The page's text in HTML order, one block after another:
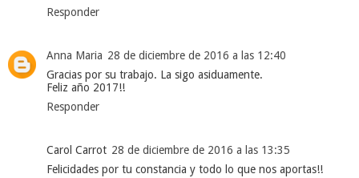
Responder
Anna Maria 28 de diciembre de 2016 a las 12:40
Gracias por su trabajo. La sigo asiduamente.
Feliz año 2017!!
Responder
Carol Carrot 28 de diciembre de 2016 a las 13:35
Felicidades por tu constancia y todo lo que nos aportas!!